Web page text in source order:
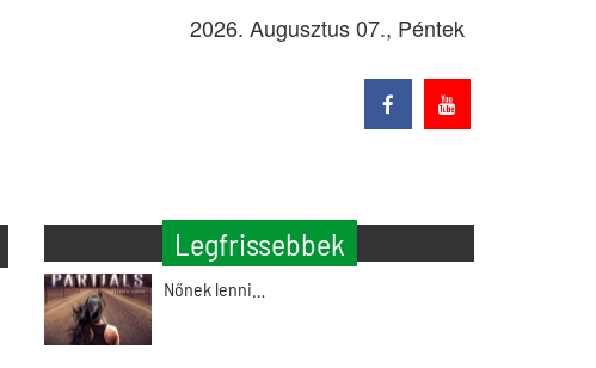
2026. Augusztus 07., Péntek
Legfrissebbek
Nőnek lenni…